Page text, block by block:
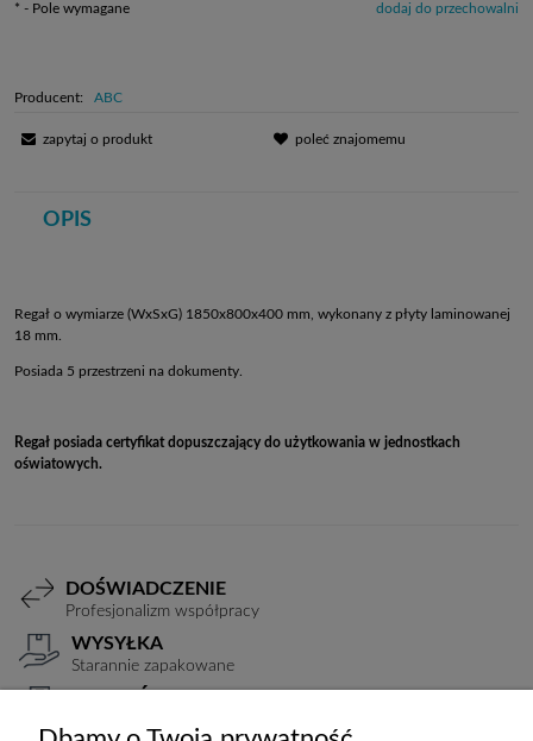
dodaj do przechowalni
* - Pole wymagane
Producent: ABC
zapytaj o produkt poleć znajomemu
OPIS
Regał o wymiarze (WxSxG) 1850x800x400 mm, wykonany z płyty laminowanej
18 mm.
Posiada 5 przestrzeni na dokumenty.
Regał posiada certyfikat dopuszczający do użytkowania w jednostkach
oświatowych.
DOŚWIADCZENIE
Profesjonalizm współpracy
WYSYŁKA
Starannie zapakowane